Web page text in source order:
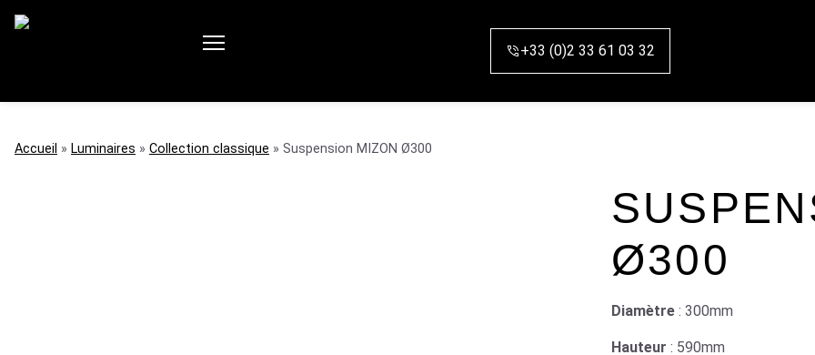
+33 (0)2 33 61 03 32
accueil » luminaires » collection classique » Suspension MIZON Ø300
Ø300
Diamètre : 300mm
Hauteur : 590mm